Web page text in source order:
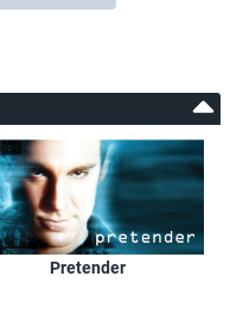
Pretender